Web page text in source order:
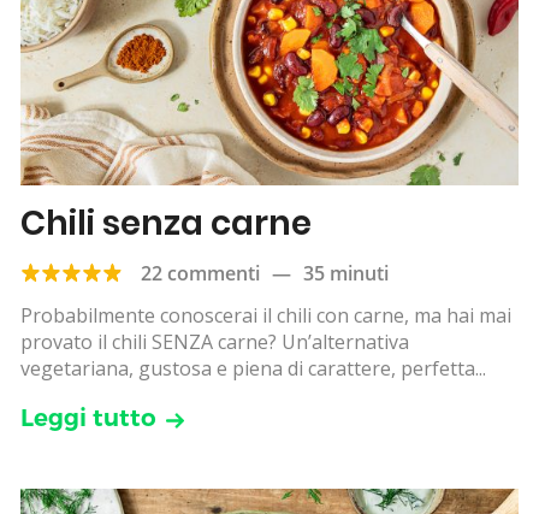
Chili senza carne
22 commenti — 35 minuti
Probabilmente conoscerai il chili con carne, ma hai mai
provato il chili SENZA carne? Un’alternativa
vegetariana, gustosa e piena di carattere, perfetta...
Leggi tutto